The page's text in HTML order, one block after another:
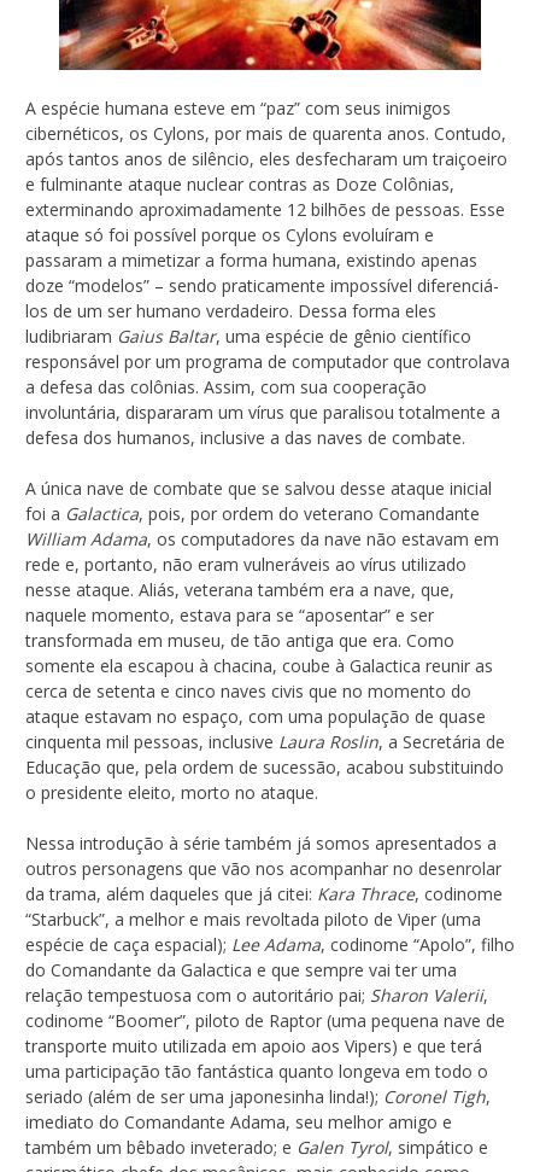
A espécie humana esteve em “paz” com seus inimigos
cibernéticos, os Cylons, por mais de quarenta anos. Contudo,
após tantos anos de silêncio, eles desfecharam um traiçoeiro
e fulminante ataque nuclear contras as Doze Colônias,
exterminando aproximadamente 12 bilhões de pessoas. Esse
ataque só foi possível porque os Cylons evoluíram e
passaram a mimetizar a forma humana, existindo apenas
doze “modelos” – sendo praticamente impossível diferenciá-
los de um ser humano verdadeiro. Dessa forma eles
ludibriaram Gaius Baltar, uma espécie de gênio científico
responsável por um programa de computador que controlava
a defesa das colônias. Assim, com sua cooperação
involuntária, dispararam um vírus que paralisou totalmente a
defesa dos humanos, inclusive a das naves de combate.
A única nave de combate que se salvou desse ataque inicial
foi a Galactica, pois, por ordem do veterano Comandante
William Adama, os computadores da nave não estavam em
rede e, portanto, não eram vulneráveis ao vírus utilizado
nesse ataque. Aliás, veterana também era a nave, que,
naquele momento, estava para se “aposentar” e ser
transformada em museu, de tão antiga que era. Como
somente ela escapou à chacina, coube à Galactica reunir as
cerca de setenta e cinco naves civis que no momento do
ataque estavam no espaço, com uma população de quase
cinquenta mil pessoas, inclusive Laura Roslin, a Secretária de
Educação que, pela ordem de sucessão, acabou substituindo
o presidente eleito, morto no ataque.
Nessa introdução à série também já somos apresentados a
outros personagens que vão nos acompanhar no desenrolar
da trama, além daqueles que já citei: Kara Thrace, codinome
“Starbuck”, a melhor e mais revoltada piloto de Viper (uma
espécie de caça espacial); Lee Adama, codinome “Apolo”, filho
do Comandante da Galactica e que sempre vai ter uma
relação tempestuosa com o autoritário pai; Sharon Valerii,
codinome “Boomer”, piloto de Raptor (uma pequena nave de
transporte muito utilizada em apoio aos Vipers) e que terá
uma participação tão fantástica quanto longeva em todo o
seriado (além de ser uma japonesinha linda!); Coronel Tigh,
imediato do Comandante Adama, seu melhor amigo e
também um bêbado inveterado; e Galen Tyrol, simpático e